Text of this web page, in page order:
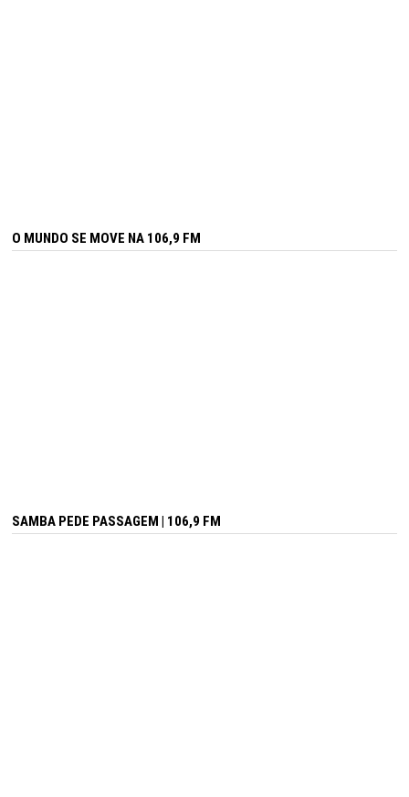
O MUNDO SE MOVE NA 106,9 FM
SAMBA PEDE PASSAGEM | 106,9 FM